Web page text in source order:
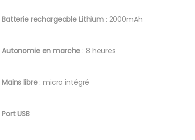
Batterie rechargeable Lithium: 2000mAh
Autonomie en marche : 8 heures
Mains libre: micro intégré
Port USB